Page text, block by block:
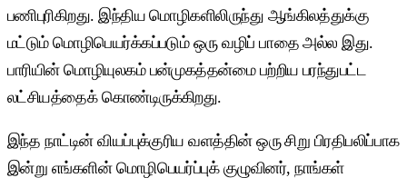
பணிபுரிகிறது. இந்திய மொழிகளிலிருந்து ஆங்கிலத்துக்கு
மட்டும் மொழிபெயர்க்கப்படும் ஒரு வழிப் பாதை அல்ல இது.
பாரியின் மொழியுலகம் பன்முகத்தன்மை பற்றிய பரந்துபட்ட
லட்சியத்தைக் கொண்டிருக்கிறது.
இந்த நாட்டின் வியப்புக்குரிய வளத்தின் ஒரு சிறு பிரதிபலிப்பாக
இன்று எங்களின் மொழிபெயர்ப்புக் குழுவினர், நாங்கள்